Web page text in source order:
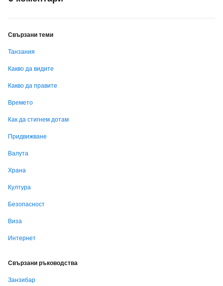
Свързани теми
Танзания
Какво да видите
Какво да правите
Времето
Как да стигнем дотам
Придвижване
Валута
Храна
Култура
Безопасност
Виза
Интернет
Свързани ръководства
Занзибар